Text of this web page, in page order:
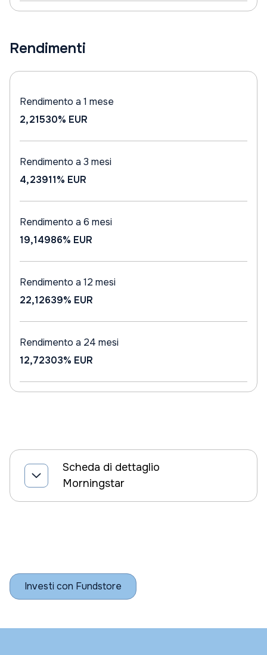
Rendimenti
Rendimento a 1 mese
2,21530% EUR
Rendimento a 3 mesi
4,23911% EUR
Rendimento a 6 mesi
19,14986% EUR
Rendimento a 12 mesi
22,12639% EUR
Rendimento a 24 mesi
12,72303% EUR
Scheda di dettaglio
Morningstar
Investi con Fundstore